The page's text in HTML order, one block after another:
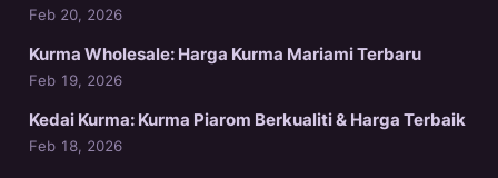
Feb 20, 2026
Kurma Wholesale: Harga Kurma Mariami Terbaru
Feb 19, 2026
Kedai Kurma: Kurma Piarom Berkualiti & Harga Terbaik
Feb 18, 2026